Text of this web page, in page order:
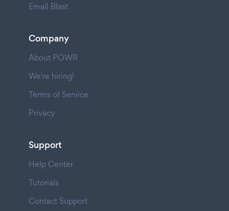
Email Blast
Company
About POWR
We're hiring!
Terms of Service
Privacy
Support
Help Center
Tutorials
Contact Support